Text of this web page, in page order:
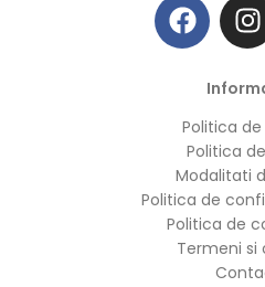
Politica
Politica
Modalitati
Politica de
Politica de
Termeni si